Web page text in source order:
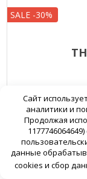
SALE -30%
Сайт
аналитики и
Продолжая
данные
cookies и сбор